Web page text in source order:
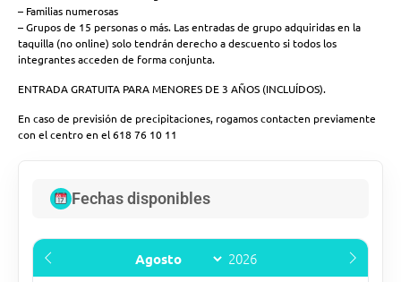
– Familias numerosas
– Grupos de 15 personas o más. Las entradas de grupo adquiridas en la
taquilla (no online) solo tendrán derecho a descuento si todos los
integrantes acceden de forma conjunta.
ENTRADA GRATUITA PARA MENORES DE 3 AÑOS (INCLUÍDOS).
En caso de previsión de precipitaciones, rogamos contacten previamente
con el centro en el 618 76 10 11
Fechas disponibles